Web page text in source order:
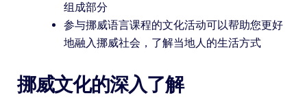
组成部分
参与挪威语言课程的文化活动可以帮助您更好
地融入挪威社会，了解当地人的生活方式
挪威文化的深入了解